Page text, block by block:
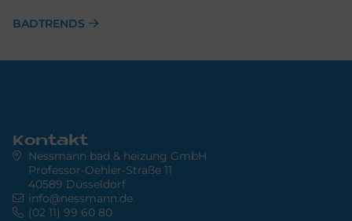
BADTRENDS
Kontakt
Nessmann bad & heizung GmbH
Professor-Oehler-Straße 11
40589 Düsseldorf
info@nessmann.de
(02 11) 99 60 80